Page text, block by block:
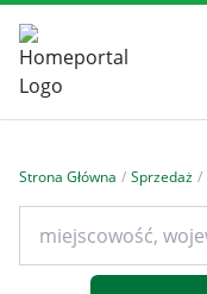
Strona Główna / Sprzedaż /